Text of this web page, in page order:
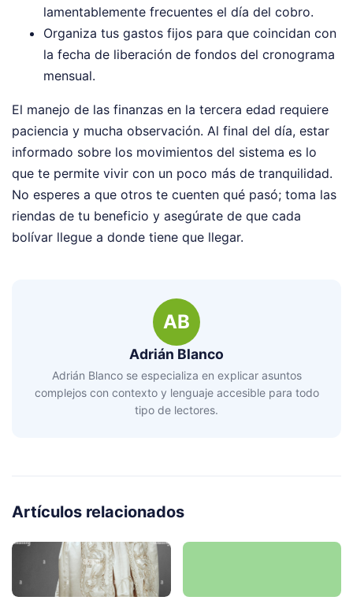
lamentablemente frecuentes el día del cobro.
Organiza tus gastos fijos para que coincidan con
la fecha de liberación de fondos del cronograma
mensual.
El manejo de las finanzas en la tercera edad requiere
paciencia y mucha observación. Al final del día, estar
informado sobre los movimientos del sistema es lo
que te permite vivir con un poco más de tranquilidad.
No esperes a que otros te cuenten qué pasó; toma las
riendas de tu beneficio y asegúrate de que cada
bolívar llegue a donde tiene que llegar.
AB
Adrián Blanco
Adrián Blanco se especializa en explicar asuntos
complejos con contexto y lenguaje accesible para todo
tipo de lectores.
Artículos relacionados